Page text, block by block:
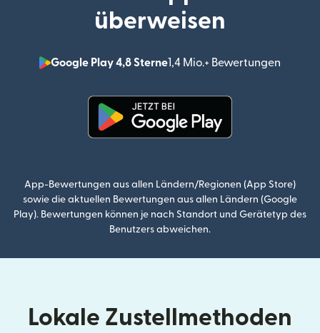
überweisen
Google Play 4,8 Sterne1,4 Mio.+ Bewertungen
App-Bewertungen aus allen Ländern/Regionen (App Store)
sowie die aktuellen Bewertungen aus allen Ländern (Google
Play). Bewertungen können je nach Standort und Gerätetyp des
Benutzers abweichen.
Lokale Zustellmethoden